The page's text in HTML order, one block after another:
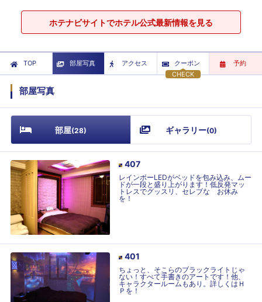
ホテナビサイトでホテル公式最新情報を見る
TOP 部屋写真
アクセス
CHECK
クーポン 予約
部屋写真
部屋(28) ギャラリー(0)
407
レインボーLEDがベッドを包み込み、ムー
ドが一段と盛り上がります！低反発マッ
トレスでグッスリ、セレブな お休み
を！
401
ちょっと、そこらのブラックライトじゃ
ない！すべて手書きのアートです！他、
キャラクタールームもあり。詳しくはＨ
Ｐを！